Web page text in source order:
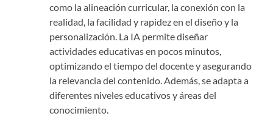
como la alineación curricular, la conexión con la
realidad, la facilidad y rapidez en el diseño y la
personalización. La IA permite diseñar
actividades educativas en pocos minutos,
optimizando el tiempo del docente y asegurando
la relevancia del contenido. Además, se adapta a
diferentes niveles educativos y áreas del
conocimiento.